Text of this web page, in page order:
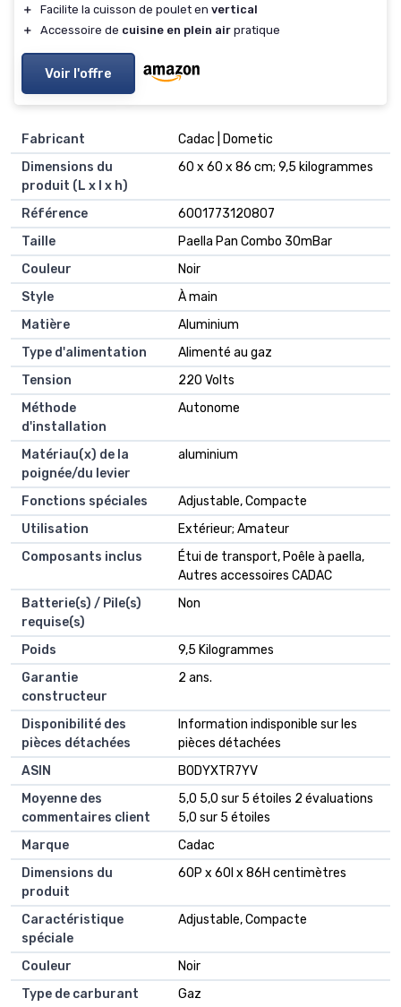
＋
Facilite la cuisson de poulet en vertical
＋
Accessoire de cuisine en plein air pratique
Voir l'offre
Fabricant
‎Cadac | Dometic
Dimensions du
produit (L x l x h)
‎60 x 60 x 86 cm; 9,5 kilogrammes
Référence
‎6001773120807
Taille
‎Paella Pan Combo 30mBar
Couleur
‎Noir
Style
‎À main
Matière
‎Aluminium
Type d'alimentation
‎Alimenté au gaz
Tension
‎220 Volts
Méthode
d'installation
‎Autonome
Matériau(x) de la
poignée/du levier
‎aluminium
Fonctions spéciales
‎Adjustable, Compacte
Utilisation
‎Extérieur; Amateur
Composants inclus
‎Étui de transport, Poêle à paella,
Autres accessoires CADAC
Batterie(s) / Pile(s)
requise(s)
‎Non
Poids
‎9,5 Kilogrammes
Garantie
constructeur
‎2 ans.
Disponibilité des
pièces détachées
‎Information indisponible sur les
pièces détachées
ASIN
B0DYXTR7YV
Moyenne des
commentaires client
5,0 5,0 sur 5 étoiles 2 évaluations
5,0 sur 5 étoiles
Marque
Cadac
Dimensions du
produit
60P x 60l x 86H centimètres
Caractéristique
spéciale
Adjustable, Compacte
Couleur
Noir
Type de carburant
Gaz